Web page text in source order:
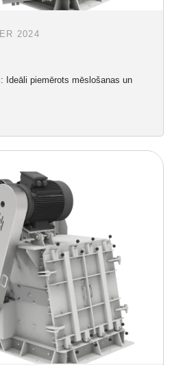
2024
Ideāli piemērots mēslošanas un